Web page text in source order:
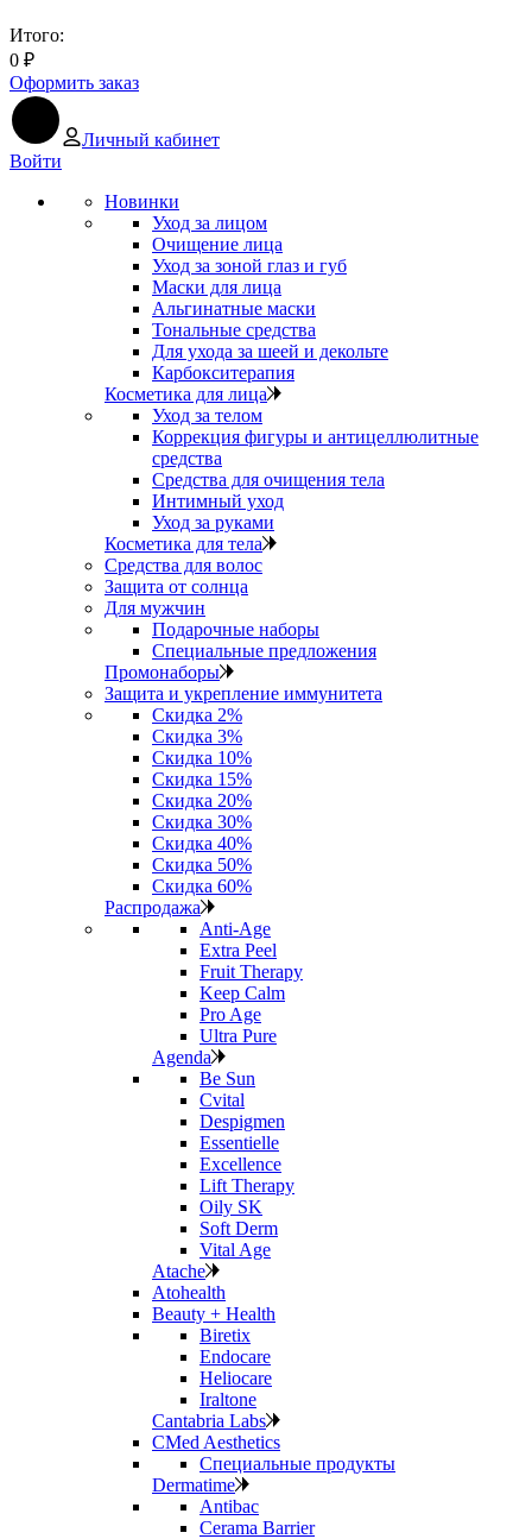
Итого:
0 ₽
Оформить заказ
Личный кабинет
Войти
Новинки
Уход за лицом
Очищение лица
Уход за зоной глаз и губ
Маски для лица
Альгинатные маски
Тональные средства
Для ухода за шеей и декольте
Карбокситерапия
Косметика для лица
Уход за телом
Коррекция фигуры и антицеллюлитные
средства
Средства для очищения тела
Интимный уход
Уход за руками
Косметика для тела
Средства для волос
Защита от солнца
Для мужчин
Подарочные наборы
Специальные предложения
Промонаборы
Защита и укрепление иммунитета
Скидка 2%
Скидка 3%
Скидка 10%
Скидка 15%
Скидка 20%
Скидка 30%
Скидка 40%
Скидка 50%
Скидка 60%
Распродажа
Anti‑Age
Extra Peel
Fruit Therapy
Keep Calm
Pro Age
Ultra Pure
Agenda
Be Sun
Cvital
Despigmen
Essentielle
Excellence
Lift Therapy
Oily SK
Soft Derm
Vital Age
Atache
Atohealth
Beauty + Health
Biretix
Endocare
Heliocare
Iraltone
Cantabria Labs
CMed Aesthetics
Специальные продукты
Dermatime
Antibac
Cerama Barrier